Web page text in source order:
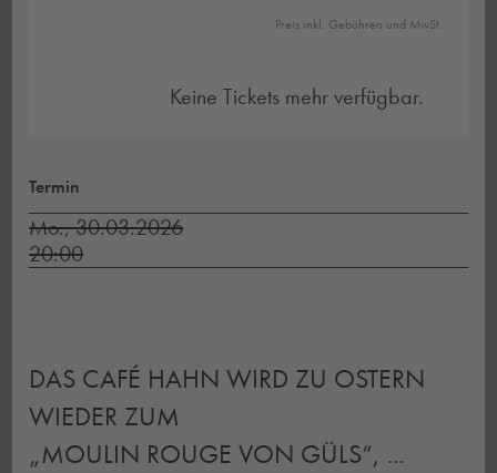
Preis inkl. Gebühren und MwSt.
Keine Tickets mehr verfügbar.
Termin
Mo., 30.03.2026
20:00
DAS CAFÉ HAHN WIRD ZU OSTERN
WIEDER ZUM
„MOULIN ROUGE VON GÜLS“, ...